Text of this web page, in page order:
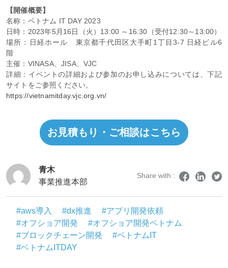
【開催概要】
名称：ベトナム IT DAY 2023
日時：2023年5月16日（火）13:00 ～16:30（受付12:30～13:00）
場所：日経ホール 東京都千代田区大手町1丁目3-7 日経ビル6
階
主催：VINASA、JISA、VJC
詳細：イベントの詳細および参加のお申し込みについては、下記
サイトをご参照ください。
https://vietnamitday.vjc.org.vn/
お見積もり・ご相談はこちら
青木
事業推進本部
Share with :
#aws導入 #dx推進
#アプリ開発依頼
#オフショア開発
#オフショア開発ベトナム
#ブロックチェーン開発
#ベトナムIT
#ベトナムITDAY